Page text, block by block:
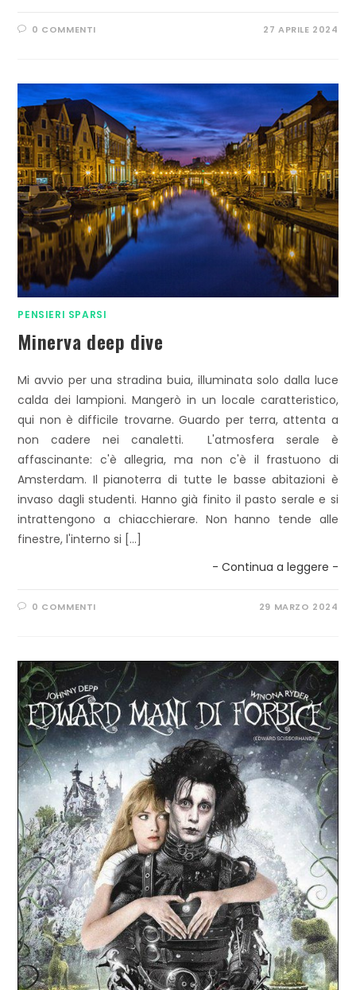
0 COMMENTI 27 APRILE 2024
PENSIERI SPARSI
Minerva deep dive
Mi avvio per una stradina buia, illuminata solo dalla luce
calda dei lampioni. Mangerò in un locale caratteristico,
qui non è difficile trovarne. Guardo per terra, attenta a
non cadere nei canaletti. L'atmosfera serale è
affascinante: c'è allegria, ma non c'è il frastuono di
Amsterdam. Il pianoterra di tutte le basse abitazioni è
invaso dagli studenti. Hanno già finito il pasto serale e si
intrattengono a chiacchierare. Non hanno tende alle
finestre, l'interno si […]
- Continua a leggere -
0 COMMENTI 29 MARZO 2024